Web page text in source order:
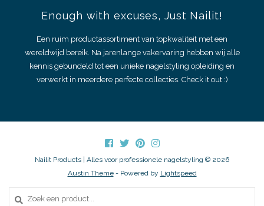
Enough with excuses, Just Nailit!
Een ruim productassortiment van topkwaliteit met een
wereldwijd bereik. Na jarenlange vakervaring hebben wij alle
kennis gebundeld tot een unieke nagelstyling opleiding en
verwerkt in meerdere perfecte collecties. Check it out :)
Nailit Products | Alles voor professionele nagelstyling © 2026
Austin Theme- Powered by Lightspeed